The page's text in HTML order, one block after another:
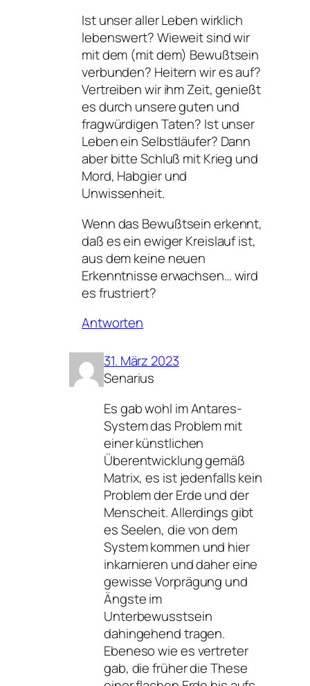
Ist unser aller Leben wirklich
lebenswert? Wieweit sind wir
mit dem (mit dem) Bewußtsein
verbunden? Heitern wir es auf?
Vertreiben wir ihm Zeit, genießt
es durch unsere guten und
fragwürdigen Taten? Ist unser
Leben ein Selbstläufer? Dann
aber bitte Schluß mit Krieg und
Mord, Habgier und
Unwissenheit.
Wenn das Bewußtsein erkennt,
daß es ein ewiger Kreislauf ist,
aus dem keine neuen
Erkenntnisse erwachsen… wird
es frustriert?
Antworten
31. März 2023
Senarius
Es gab wohl im Antares-
System das Problem mit
einer künstlichen
Überentwicklung gemäß
Matrix, es ist jedenfalls kein
Problem der Erde und der
Menscheit. Allerdings gibt
es Seelen, die von dem
System kommen und hier
inkarnieren und daher eine
gewisse Vorprägung und
Ängste im
Unterbewusstsein
dahingehend tragen.
Ebeneso wie es vertreter
gab, die früher die These